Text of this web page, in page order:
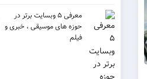
معرفی ۵ وبسایت برتر در
حوزه های موسیقی ، خبری و
فیلم